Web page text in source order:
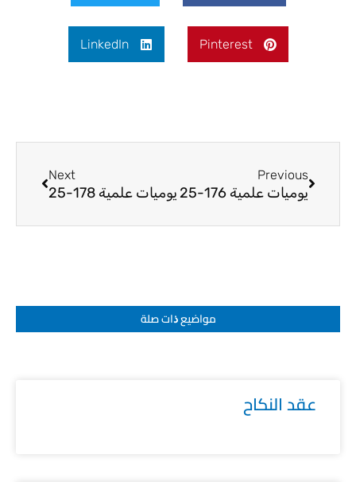
Pinterest
LinkedIn
Previous
يوميات علمية 176-25
Next
يوميات علمية 178-25
مواضيع ﺫات صلة
عقد النكاح